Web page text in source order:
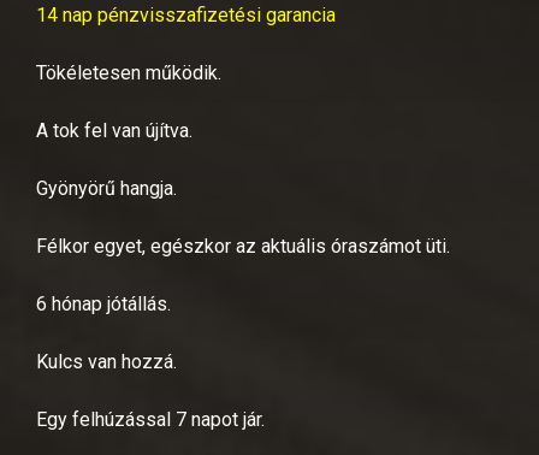
14 nap pénzvisszafizetési garancia
Tökéletesen működik.
A tok fel van újítva.
Gyönyörű hangja.
Félkor egyet, egészkor az aktuális óraszámot üti.
6 hónap jótállás.
Kulcs van hozzá.
Egy felhúzással 7 napot jár.